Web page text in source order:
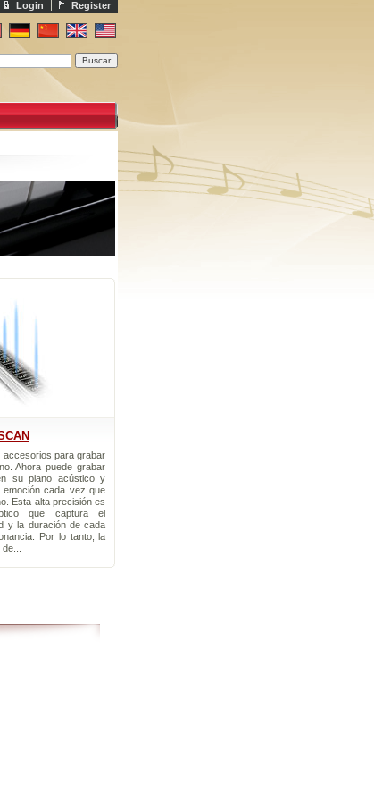
Register
Login
accesorios para grabar
Ahora puede grabar
su piano acústico y
cada vez que
Esta alta precisión es
que captura el
y la duración de cada
Por lo tanto, la